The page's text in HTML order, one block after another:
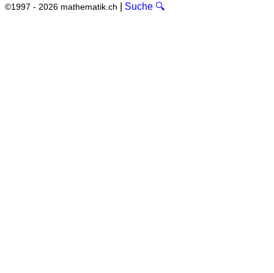
©1997 - 2026 mathematik.ch Suche 🔍